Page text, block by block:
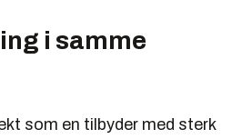
i samme
som en tilbyder med sterk